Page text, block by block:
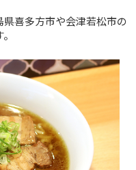
喜多方市や会津若松市の